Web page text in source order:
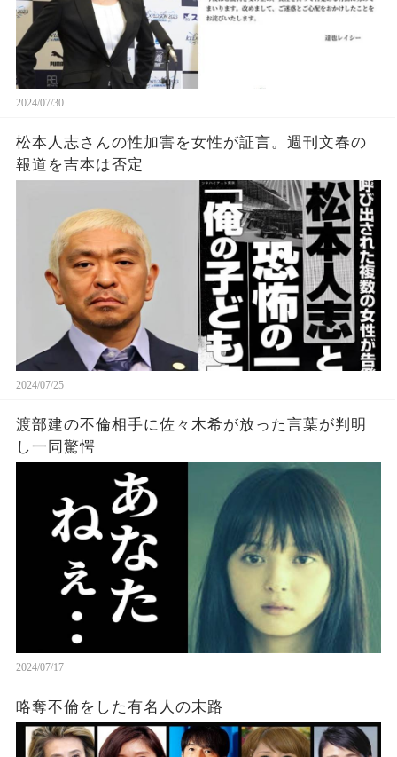
2024/07/30
松本人志さんの性加害を女性が証言。週刊文春の
報道を吉本は否定
2024/07/25
渡部建の不倫相手に佐々木希が放った言葉が判明
し一同驚愕
2024/07/17
略奪不倫をした有名人の末路